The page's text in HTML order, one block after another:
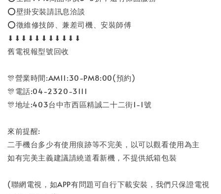
⭕壁掛安裝請訊息洽談
⭕徵維修技師、兼差司機、安裝師傅
⬇⬇⬇⬇⬇⬇⬇⬇⬇⬇⬇
舊電視報型號回收
🎊營業時間:AM11:30-PM8:00(預約)
🎊電話:04-2320-3111
🎊地址:403台中市西區精誠二十二街1-1號
來前提醒:
二手機台多少有使用痕跡等不完美，以可以觀看使用為主
如有完美主義建議請繞道看新機，不提供紙箱包裝
(聯網電視，如APP有問題可自行下載安裝，我們只保證電視